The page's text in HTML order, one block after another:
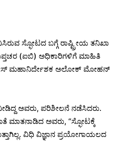
ಸ್ಫೋಟದ ಬಗ್ಗೆ ರಾಷ್ಟ್ರೀಯ ತನಿಖಾ
(ಐಬಿ) ಅಧಿಕಾರಿಗಳಿಗೆ ಮಾಹಿತಿ
ಮಹಾನಿರ್ದೇಶಕ ಅಲೋಕ್‌ ಮೋಹನ್
ಅವರು, ಪರಿಶೀಲನೆ ನಡೆಸಿದರು.
ಮಾತನಾಡಿದ ಅವರು, “ಸ್ಫೋಟಕ್ಕೆ
ವಿಧಿ ವಿಜ್ಞಾನ ಪ್ರಯೋಗಾಯಲದ